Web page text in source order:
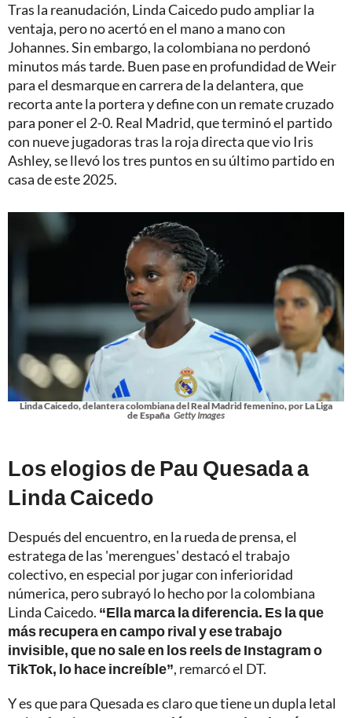
Tras la reanudación, Linda Caicedo pudo ampliar la
ventaja, pero no acertó en el mano a mano con
Johannes. Sin embargo, la colombiana no perdonó
minutos más tarde. Buen pase en profundidad de Weir
para el desmarque en carrera de la delantera, que
recorta ante la portera y define con un remate cruzado
para poner el 2-0. Real Madrid, que terminó el partido
con nueve jugadoras tras la roja directa que vio Iris
Ashley, se llevó los tres puntos en su último partido en
casa de este 2025.
Linda Caicedo, delantera colombiana del Real Madrid femenino, por La Liga
de España Getty Images
Los elogios de Pau Quesada a
Linda Caicedo
Después del encuentro, en la rueda de prensa, el
estratega de las 'merengues' destacó el trabajo
colectivo, en especial por jugar con inferioridad
númerica, pero subrayó lo hecho por la colombiana
Linda Caicedo. “Ella marca la diferencia. Es la que
más recupera en campo rival y ese trabajo
invisible, que no sale en los reels de Instagram o
TikTok, lo hace increíble”, remarcó el DT.
Y es que para Quesada es claro que tiene un dupla letal